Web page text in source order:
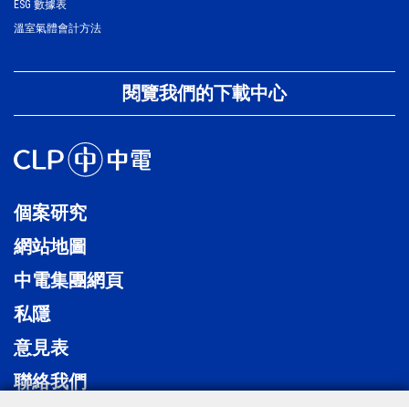
ESG 數據表
溫室氣體會計方法
閱覽我們的下載中心
個案研究
網站地圖
中電集團網頁
私隱
意見表
聯絡我們